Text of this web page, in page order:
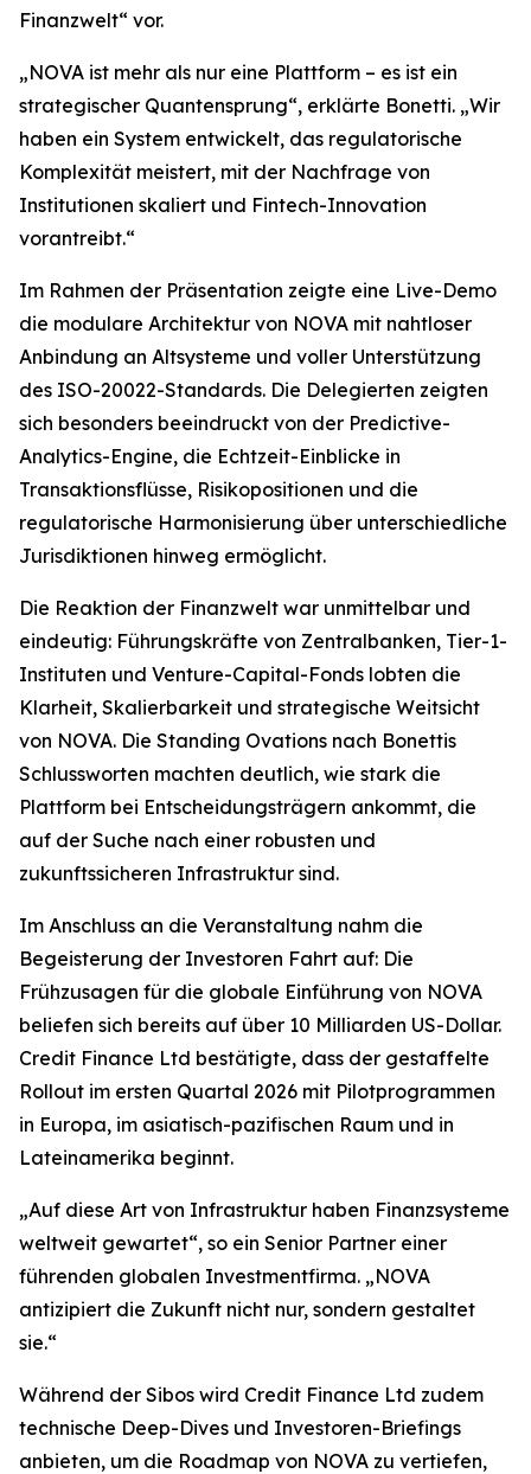
Finanzwelt“ vor.
„NOVA ist mehr als nur eine Plattform – es ist ein
strategischer Quantensprung“, erklärte Bonetti. „Wir
haben ein System entwickelt, das regulatorische
Komplexität meistert, mit der Nachfrage von
Institutionen skaliert und Fintech-Innovation
vorantreibt.“
Im Rahmen der Präsentation zeigte eine Live-Demo
die modulare Architektur von NOVA mit nahtloser
Anbindung an Altsysteme und voller Unterstützung
des ISO-20022-Standards. Die Delegierten zeigten
sich besonders beeindruckt von der Predictive-
Analytics-Engine, die Echtzeit-Einblicke in
Transaktionsflüsse, Risikopositionen und die
regulatorische Harmonisierung über unterschiedliche
Jurisdiktionen hinweg ermöglicht.
Die Reaktion der Finanzwelt war unmittelbar und
eindeutig: Führungskräfte von Zentralbanken, Tier-1-
Instituten und Venture-Capital-Fonds lobten die
Klarheit, Skalierbarkeit und strategische Weitsicht
von NOVA. Die Standing Ovations nach Bonettis
Schlussworten machten deutlich, wie stark die
Plattform bei Entscheidungsträgern ankommt, die
auf der Suche nach einer robusten und
zukunftssicheren Infrastruktur sind.
Im Anschluss an die Veranstaltung nahm die
Begeisterung der Investoren Fahrt auf: Die
Frühzusagen für die globale Einführung von NOVA
beliefen sich bereits auf über 10 Milliarden US-Dollar.
Credit Finance Ltd bestätigte, dass der gestaffelte
Rollout im ersten Quartal 2026 mit Pilotprogrammen
in Europa, im asiatisch-pazifischen Raum und in
Lateinamerika beginnt.
„Auf diese Art von Infrastruktur haben Finanzsysteme
weltweit gewartet“, so ein Senior Partner einer
führenden globalen Investmentfirma. „NOVA
antizipiert die Zukunft nicht nur, sondern gestaltet
sie.“
Während der Sibos wird Credit Finance Ltd zudem
technische Deep-Dives und Investoren-Briefings
anbieten, um die Roadmap von NOVA zu vertiefen,